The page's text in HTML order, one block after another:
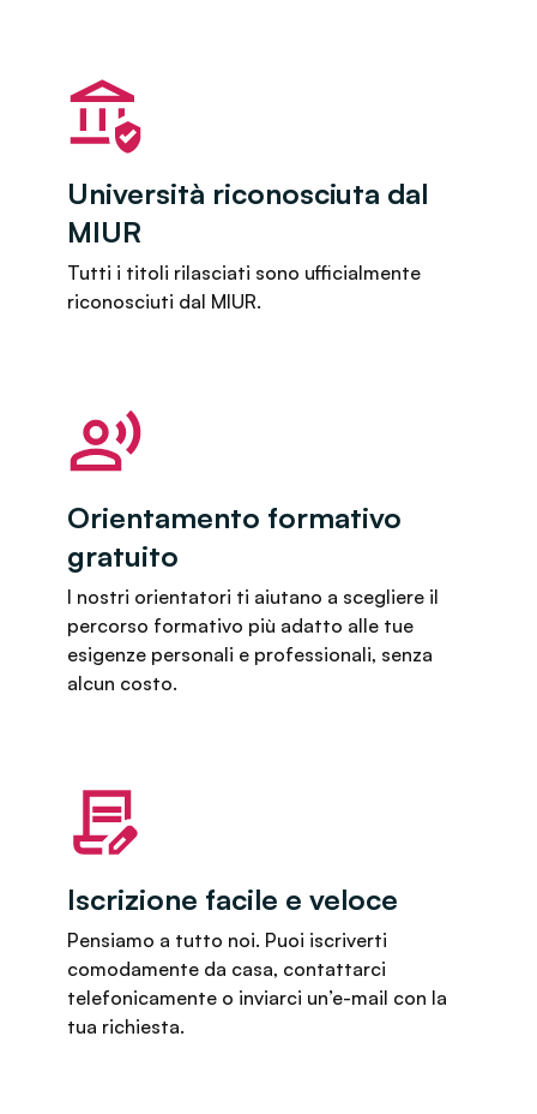
Università riconosciuta dal
MIUR
Tutti i titoli rilasciati sono ufficialmente
riconosciuti dal MIUR.
Orientamento formativo
gratuito
I nostri orientatori ti aiutano a scegliere il
percorso formativo più adatto alle tue
esigenze personali e professionali, senza
alcun costo.
Iscrizione facile e veloce
Pensiamo a tutto noi. Puoi iscriverti
comodamente da casa, contattarci
telefonicamente o inviarci un’e-mail con la
tua richiesta.